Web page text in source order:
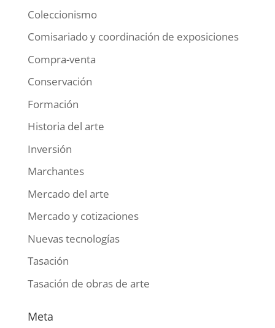
Coleccionismo
Comisariado y coordinación de exposiciones
Compra-venta
Conservación
Formación
Historia del arte
Inversión
Marchantes
Mercado del arte
Mercado y cotizaciones
Nuevas tecnologías
Tasación
Tasación de obras de arte
Meta